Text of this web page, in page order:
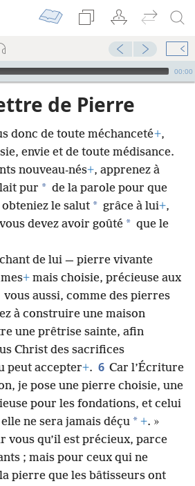
00:00
de Pierre
donc de toute méchanceté+,
envie et de toute médisance.
nouveau-nés+, apprenez à
pur * de la parole pour que
le salut * grâce à lui+,
devez avoir goûté * que le
de lui — pierre vivante
+ mais choisie, précieuse aux
vous aussi, comme des pierres
à construire une maison
une prêtrise sainte, afin
Christ des sacrifices
peut accepter+. 6 Car l’Écriture
je pose une pierre choisie, une
pour les fondations, et celui
ne sera jamais déçu * +. »
vous qu’il est précieux, parce
; mais pour ceux qui ne
pierre que les bâtisseurs ont